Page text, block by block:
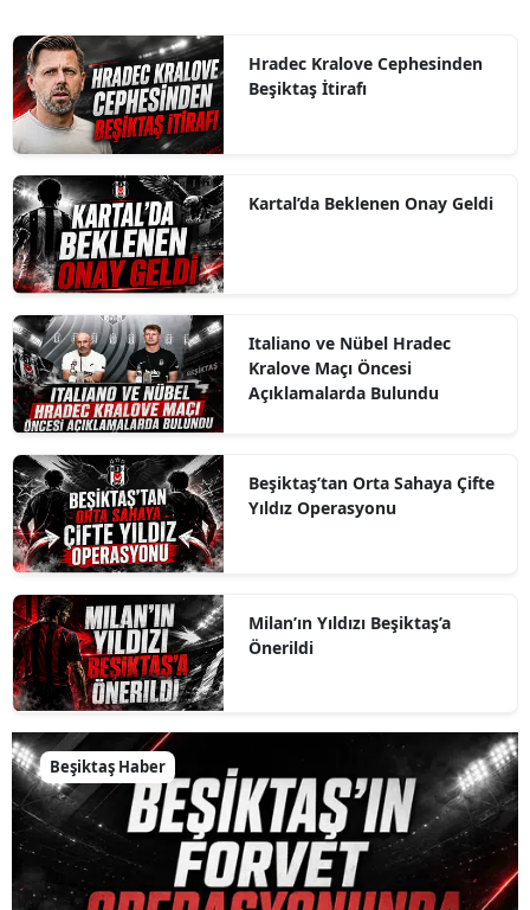
Hradec Kralove Cephesinden
Beşiktaş İtirafı
Kartal’da Beklenen Onay Geldi
Italiano ve Nübel Hradec
Kralove Maçı Öncesi
Açıklamalarda Bulundu
Beşiktaş’tan Orta Sahaya Çifte
Yıldız Operasyonu
Milan’ın Yıldızı Beşiktaş’a
Önerildi
Beşiktaş Haber